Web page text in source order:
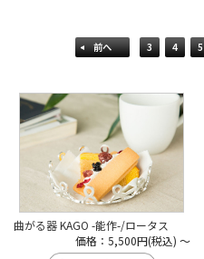
前へ 3 4 5
曲がる器 KAGO -能作-/ロータス
価格：5,500円(税込) ～